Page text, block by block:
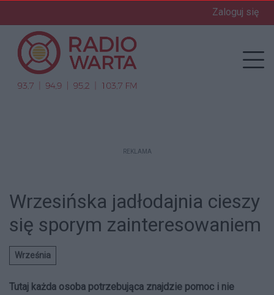
Zaloguj się
REKLAMA
Wrzesińska jadłodajnia cieszy
się sporym zainteresowaniem
Września
Tutaj każda osoba potrzebująca znajdzie pomoc i nie